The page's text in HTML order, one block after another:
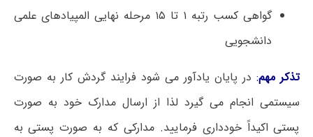
گواهی کسب رتبه ۱ تا ۱۵ مرحله نهایی المپیادهای علمی
دانشجویی
تذکر مهم: در پایان یادآور می شود فرایند گردش کار به صورت
سیستمی انجام می گیرد لذا از ارسال مدارک خود به صورت
پستی اکیداً خودداری فرمایید. مدارکی که به صورت پستی به